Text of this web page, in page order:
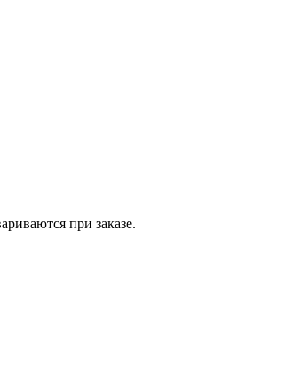
при заказе.